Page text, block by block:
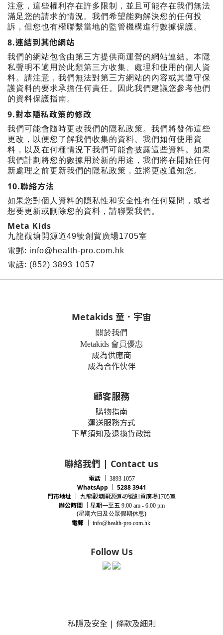
注意，這些權利存在許多限制，並且可能存在我們無法
滿足您的請求的情況。我們希望能夠解決您的任何投
訴，但您也有權聯繫當地的監管機構進行數據保護。
8.連結到其他網站
我們的網站包含由第三方提供商運營的網站連結。本隱
私聲明不適用於此類第三方收集、處理和使用的個人資
料。請注意，我們無法對第三方網站的內容或其遵守保
護資料的要求承擔任何責任。因此我們建議您參考他們
的資料保護指南。
9.對本隱私政策的修改
我們可能會隨時更改我們的隱私政策。我們將發佈這些
更改，以便您了解我們收集的資料、我們如何使用資
料，以及在何種情況下我們可能會披露這些資料。如果
我們計劃將您的數據用於新的用途，我們將在開始任何
新處理之前更新我們的隱私政策，並將更改通知您。
10.聯絡方法
如果您對個人資料的隱私性和安全性有任何疑問，或者
想要更新或刪除您的資料，請聯繫我們。
Meta Kids
九龍觀塘開源道49號創貿廣場1705室
電郵: info@health-pro.com.hk
電話: (852) 3893 1057
Metakids 童．宇宙
關於我們
Metakids 會員優惠
成為供應商
成為合作伙伴
顧客服務
購物指南
運送服務方式
下單須知及退換貨政策
聯絡我們 | Contact us
電話 3893 1057
WhatsApp ｜ 5288 3941
門市地址
九龍觀塘開源道49號創貿廣場1705室
辦公時間｜ 星期一至五 9:00 am - 6:00 pm
(星期六日及公眾假期休息)
電郵｜ info@health-pro.com.hk
Follow Us
私隱及安全 | 條款及細則